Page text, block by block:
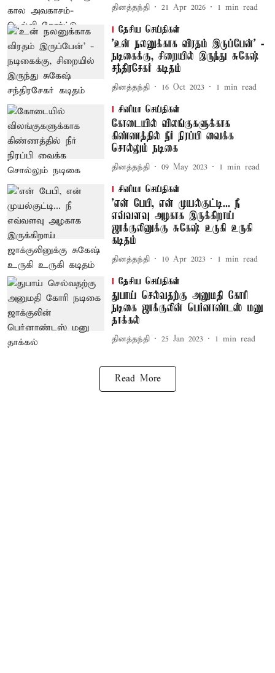
தினத்தந்தி 21 Apr 2026 1 min read
தேசிய செய்திகள்
'உன் நலனுக்காக விரதம் இருப்பேன்' -
நடிகைக்கு, சிறையில் இருந்து சுகேஷ்
சந்திரசேகர் கடிதம்
தினத்தந்தி 16 Oct 2023 1 min read
சினிமா செய்திகள்
கோடையில் விலங்குகளுக்காக
கிண்ணத்தில் நீர் நிரப்பி வைக்க
சொல்லும் நடிகை
தினத்தந்தி 09 May 2023 1 min read
சினிமா செய்திகள்
'என் பேபி, என் முயல்குட்டி... நீ
எவ்வளவு அழகாக இருக்கிறாய்
ஜாக்குலினுக்கு சுகேஷ் உருகி உருகி
கடிதம்
தினத்தந்தி 10 Apr 2023 1 min read
தேசிய செய்திகள்
துபாய் செல்வதற்கு அனுமதி கோரி
நடிகை ஜாக்குலின் பெர்னாண்டஸ் மனு
தாக்கல்
தினத்தந்தி 25 Jan 2023 1 min read
Read More